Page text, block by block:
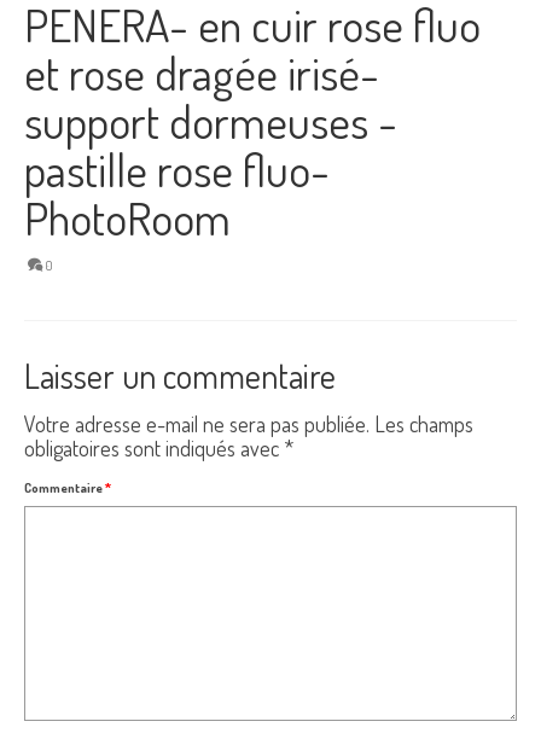
PENERA- en cuir rose fluo
et rose dragée irisé-
support dormeuses -
pastille rose fluo-
PhotoRoom
0
Laisser un commentaire
Votre adresse e-mail ne sera pas publiée. Les champs
obligatoires sont indiqués avec *
Commentaire*